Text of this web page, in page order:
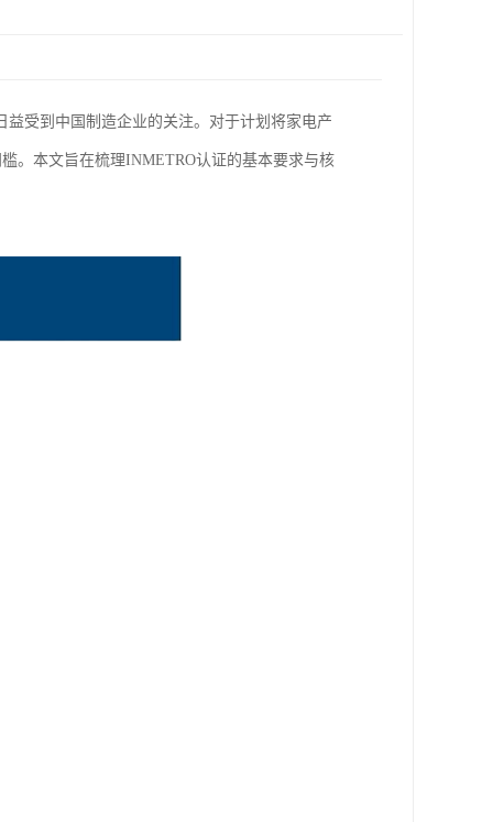
受到中国制造企业的关注。对于计划将家电产
。本文旨在梳理INMETRO认证的基本要求与核